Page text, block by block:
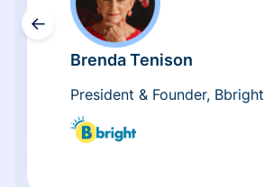
←
Brenda Tenison
President & Founder, Bbright